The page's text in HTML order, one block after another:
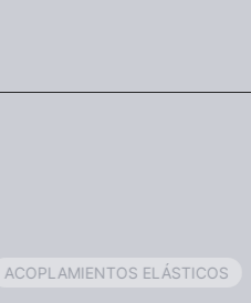
ACOPLAMIENTOS ELÁSTICOS